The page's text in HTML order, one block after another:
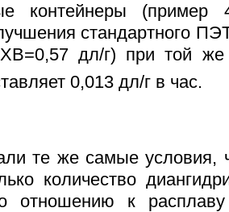
контейнеры
стандартного
дл/г) при той же
0,013 дл/г в час.
те же самые условия,
количество
отношению к